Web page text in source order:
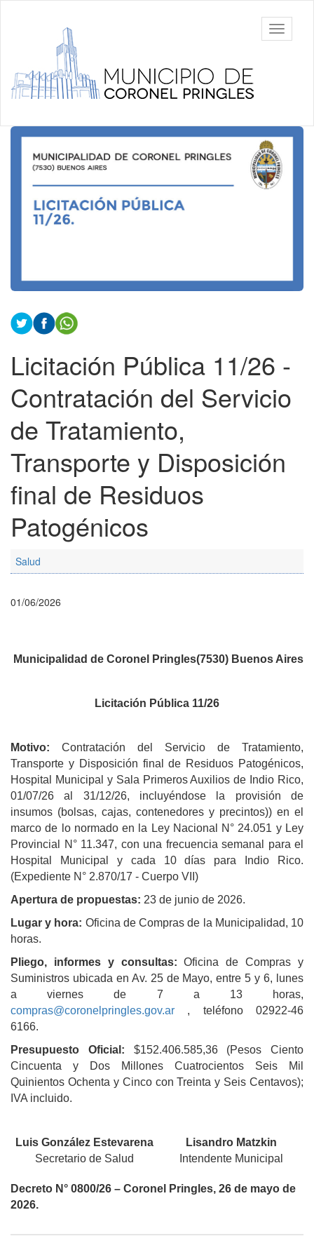
Municipalidad
de Coronel
Pringles
barra
Contenido
principal
Licitación Pública 11/26 -
Contratación del Servicio
de Tratamiento,
Transporte y Disposición
final de Residuos
Patogénicos
Salud
01/06/2026
Municipalidad de Coronel Pringles(7530) Buenos Aires
Licitación Pública 11/26
Motivo: Contratación del Servicio de Tratamiento,
Transporte y Disposición final de Residuos Patogénicos,
Hospital Municipal y Sala Primeros Auxilios de Indio Rico,
01/07/26 al 31/12/26, incluyéndose la provisión de
insumos (bolsas, cajas, contenedores y precintos)) en el
marco de lo normado en la Ley Nacional N° 24.051 y Ley
Provincial N° 11.347, con una frecuencia semanal para el
Hospital Municipal y cada 10 días para Indio Rico.
(Expediente N° 2.870/17 - Cuerpo VII)
Apertura de propuestas: 23 de junio de 2026.
Lugar y hora: Oficina de Compras de la Municipalidad, 10
horas.
Pliego, informes y consultas: Oficina de Compras y
Suministros ubicada en Av. 25 de Mayo, entre 5 y 6, lunes
a viernes de 7 a 13 horas,
compras@coronelpringles.gov.ar , teléfono 02922-46
6166.
Presupuesto Oficial: $152.406.585,36 (Pesos Ciento
Cincuenta y Dos Millones Cuatrocientos Seis Mil
Quinientos Ochenta y Cinco con Treinta y Seis Centavos);
IVA incluido.
Luis González Estevarena
Lisandro Matzkin
Secretario de Salud
Intendente Municipal
Decreto N° 0800/26 – Coronel Pringles, 26 de mayo de
2026.